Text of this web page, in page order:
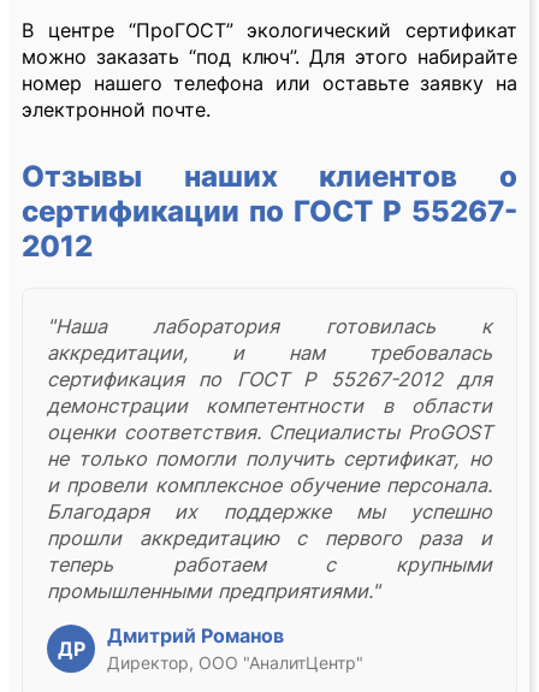
В центре “ПроГОСТ” экологический сертификат
можно заказать “под ключ”. Для этого набирайте
номер нашего телефона или оставьте заявку на
электронной почте.
Отзывы наших клиентов о
сертификации по ГОСТ Р 55267-
2012
"Наша лаборатория готовилась к
аккредитации, и нам требовалась
сертификация по ГОСТ Р 55267-2012 для
демонстрации компетентности в области
оценки соответствия. Специалисты ProGOST
не только помогли получить сертификат, но
и провели комплексное обучение персонала.
Благодаря их поддержке мы успешно
прошли аккредитацию с первого раза и
теперь работаем с крупными
промышленными предприятиями."
ДР
Дмитрий Романов
Директор, ООО "АналитЦентр"